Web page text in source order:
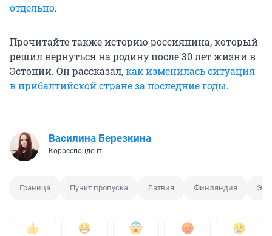
отдельно.
Прочитайте также историю россиянина, который
решил вернуться на родину после 30 лет жизни в
Эстонии. Он рассказал,как изменилась ситуация
в прибалтийской стране за последние годы.
Василина Березкина
Корреспондент
Граница Пункт пропуска Латвия Финляндия